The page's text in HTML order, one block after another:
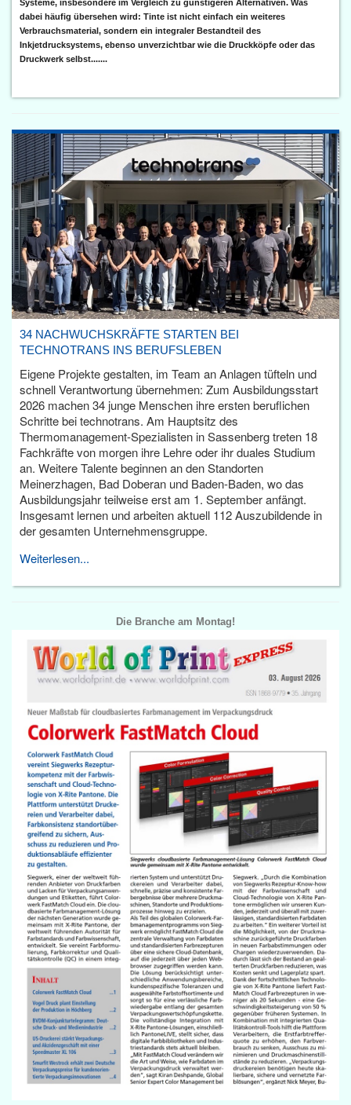
Systeme, insbesondere im Vergleich zu günstigeren Alternativen. Was
dabei häufig übersehen wird: Tinte ist nicht einfach ein weiteres
Verbrauchsmaterial, sondern ein integraler Bestandteil des
Inkjetdrucksystems, ebenso unverzichtbar wie die Druckköpfe oder das
Druckwerk selbst.......
34 NACHWUCHSKRÄFTE STARTEN BEI
TECHNOTRANS INS BERUFSLEBEN
Eigene Projekte gestalten, im Team an Anlagen tüfteln und
schnell Verantwortung übernehmen: Zum Ausbildungsstart
2026 machen 34 junge Menschen ihre ersten beruflichen
Schritte bei technotrans. Am Hauptsitz des
Thermomanagement-Spezialisten in Sassenberg treten 18
Fachkräfte von morgen ihre Lehre oder ihr duales Studium
an. Weitere Talente beginnen an den Standorten
Meinerzhagen, Bad Doberan und Baden-Baden, wo das
Ausbildungsjahr teilweise erst am 1. September anfängt.
Insgesamt lernen und arbeiten aktuell 112 Auszubildende in
der gesamten Unternehmensgruppe.
Weiterlesen...
Die Branche am Montag!